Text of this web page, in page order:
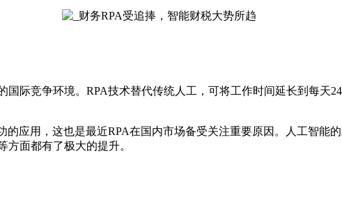
际竞争环境。RPA技术替代传统人工，可将工作时间延长到每天
应用，这也是最近RPA在国内市场备受关注重要原因。人工智能
面都有了极大的提升。